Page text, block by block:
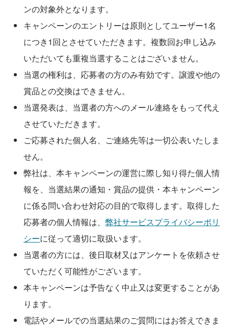
ンの対象外となります。
キャンペーンのエントリーは原則としてユーザー1名
につき1回とさせていただきます。複数回お申し込み
いただいても重複当選することはございません。
当選の権利は、応募者の方のみ有効です。譲渡や他の
賞品との交換はできません。
当選発表は、当選者の方へのメール連絡をもって代え
させていただきます。
ご応募された個人名、ご連絡先等は一切公表いたしま
せん。
弊社は、本キャンペーンの運営に際し知り得た個人情
報を、当選結果の通知・賞品の提供・本キャンペーン
に係る問い合わせ対応の目的で取得します。取得した
応募者の個人情報は、 弊社サービスプライバシーポリ
シーに従って適切に取扱います。
当選者の方には、後日取材又はアンケートを依頼させ
ていただく可能性がございます。
本キャンペーンは予告なく中止又は変更することがあ
ります。
電話やメールでの当選結果のご質問にはお答えできま